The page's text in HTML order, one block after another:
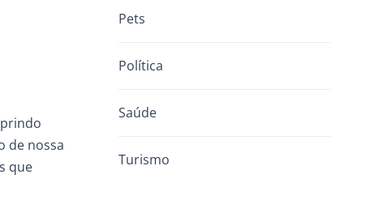
de nossa
que
Pets
Política
Saúde
Turismo